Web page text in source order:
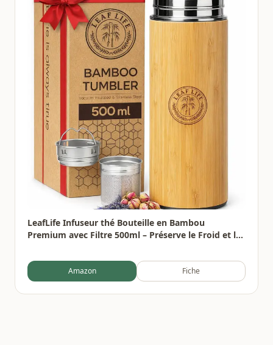
LeafLife Infuseur thé Bouteille en Bambou
Premium avec Filtre 500ml – Préserve le Froid et la
sous Vide
Amazon Fiche